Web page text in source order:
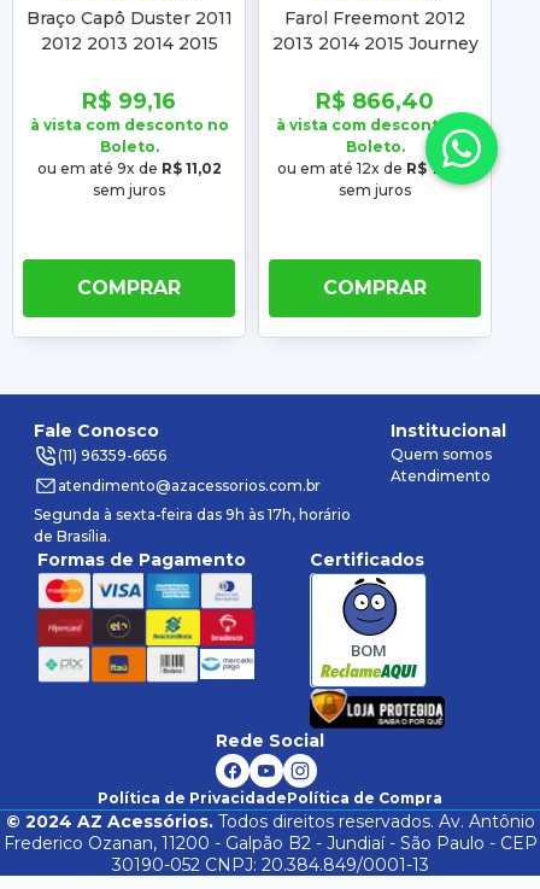
Braço Capô Duster 2011
2012 2013 2014 2015
2020 Oroch 2015 2016
2017 2018 19 20
R$ 99,16
à vista com desconto no
Boleto.
ou em até 9x de R$ 11,02
sem juros
COMPRAR
Farol Freemont 2012
2013 2014 2015 Journey
2016 2017 2018
Cromado
R$ 866,40
à vista com desconto no
Boleto.
ou em até 12x de R$ 72,20
sem juros
COMPRAR
Fale Conosco
(11) 96359-6656
atendimento@azacessorios.com.br
Segunda à sexta-feira das 9h às 17h, horário
de Brasília.
Institucional
Quem somos
Atendimento
Formas de Pagamento Certificados
BOM
Rede Social
Política de PrivacidadePolítica de Compra
© 2024 AZ Acessórios.Todos direitos reservados. Av. Antônio
Frederico Ozanan, 11200 - Galpão B2 - Jundiaí - São Paulo - CEP
30190-052 CNPJ: 20.384.849/0001-13